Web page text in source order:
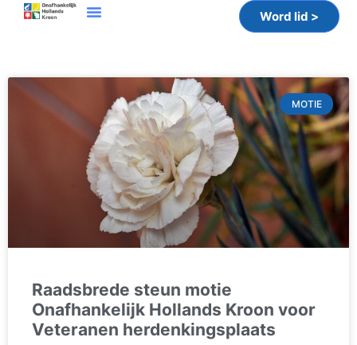
Word lid >
MOTIE
Raadsbrede steun motie
Onafhankelijk Hollands Kroon voor
Veteranen herdenkingsplaats